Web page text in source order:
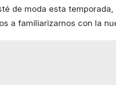
de moda esta
a familiarizarnos con la